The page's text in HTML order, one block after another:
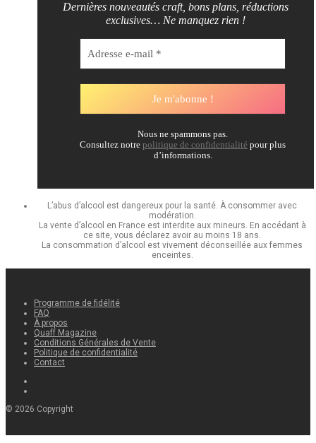
Dernières nouveautés craft, bons plans, réductions
exclusives… Ne manquez rien !
Nous ne spammons pas.
Consultez notre politique de confidentialité pour plus
d’informations.
L’abus d’alcool est dangereux pour la santé. À consommer avec
modération.
La vente d’alcool en France est interdite aux mineurs. En accédant à
ce site, vous déclarez avoir au moins 18 ans.
La consommation d’alcool est vivement déconseillée aux femmes
enceintes.
Programme de fidélité
FAQ
À propos
Quaff Magazine
Conditions Générales de Vente
Politique de confidentialité
Contact
© 2026 Copyright